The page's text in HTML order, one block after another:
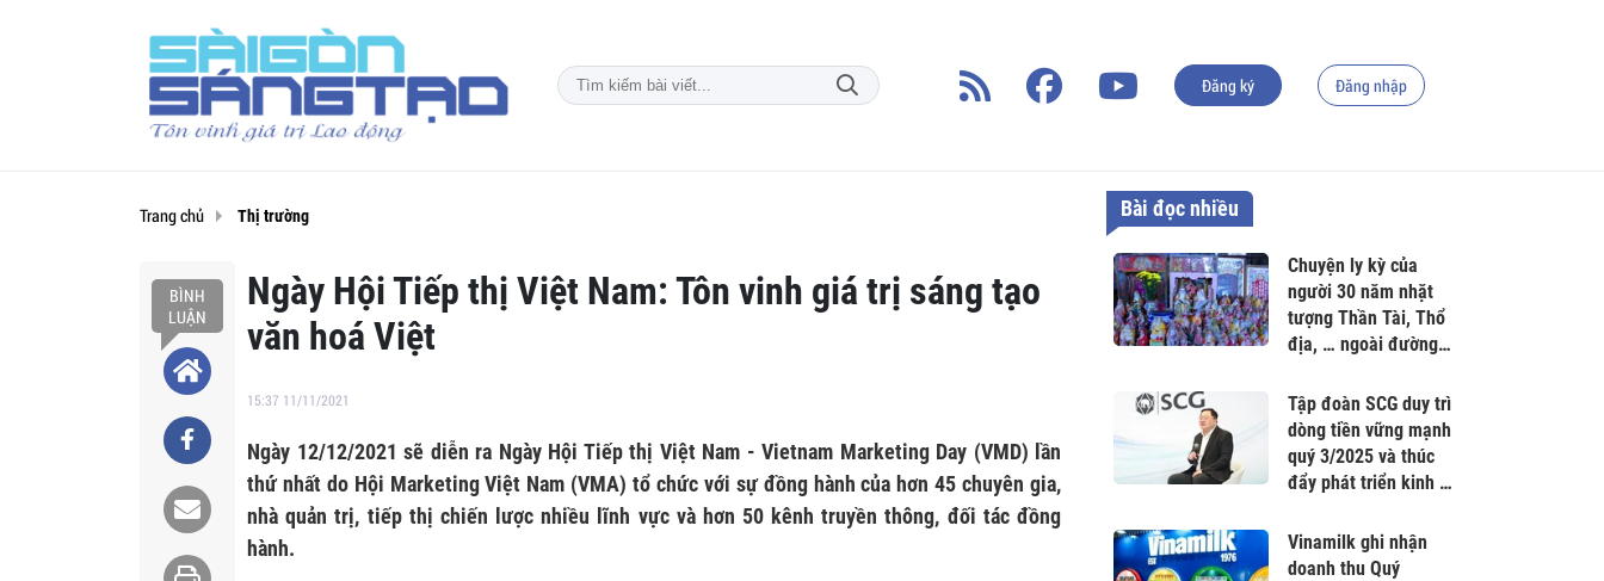
Đăng ký Đăng nhập
Trang chủ Thị trường
BÌNH
LUẬN
Ngày Hội Tiếp thị Việt Nam: Tôn vinh giá trị sáng tạo
văn hoá Việt
15:37 11/11/2021
Ngày 12/12/2021 sẽ diễn ra Ngày Hội Tiếp thị Việt Nam - Vietnam Marketing Day (VMD) lần
thứ nhất do Hội Marketing Việt Nam (VMA) tổ chức với sự đồng hành của hơn 45 chuyên gia,
nhà quản trị, tiếp thị chiến lược nhiều lĩnh vực và hơn 50 kênh truyền thông, đối tác đồng
hành.
Bài đọc nhiều
Chuyện ly kỳ của
người 30 năm nhặt
tượng Thần Tài, Thổ
địa, … ngoài đường
Tập đoàn SCG duy trì
dòng tiền vững mạnh
quý 3/2025 và thúc
đẩy phát triển kinh tế
Nam
Vinamilk ghi nhận
doanh thu Quý